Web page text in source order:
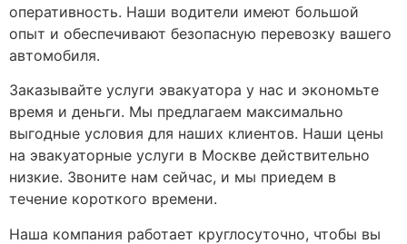
оперативность. Наши водители имеют большой
опыт и обеспечивают безопасную перевозку вашего
автомобиля.
Заказывайте услуги эвакуатора у нас и экономьте
время и деньги. Мы предлагаем максимально
выгодные условия для наших клиентов. Наши цены
на эвакуаторные услуги в Москве действительно
низкие. Звоните нам сейчас, и мы приедем в
течение короткого времени.
Наша компания работает круглосуточно, чтобы вы